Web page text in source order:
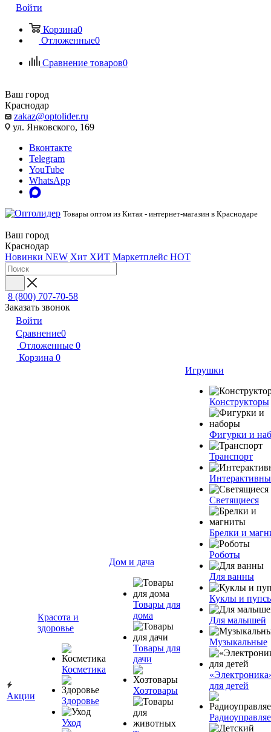
Войти
Корзина0
Отложенные0
Сравнение товаров0
Ваш город
Краснодар
zakaz@optolider.ru
ул. Янковского, 169
Вконтакте
Telegram
YouTube
WhatsApp
Товары оптом из Китая - интернет-магазин в Краснодаре
Ваш город
Краснодар
Новинки NEW Хит ХИТ Маркетплейс HOT
8 (800) 707-70-58
Заказать звонок
Войти
Сравнение0
Отложенные 0
Корзина 0
Акции
Красота и
здоровье
Косметика
Здоровье
Уход
Дом и дача
Товары для
дома
Товары для
дачи
Хозтовары
Игрушки
Конструкторы
Фигурки и
Транспорт
Светящиеся
Брелки и
Роботы
Для ванны
Куклы и
Для малышей
Музыкальные
для детей